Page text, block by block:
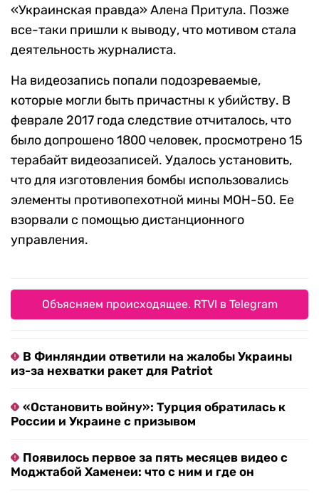
«Украинская правда» Алена Притула. Позже
все-таки пришли к выводу, что мотивом стала
деятельность журналиста.
На видеозапись попали подозреваемые,
которые могли быть причастны к убийству. В
феврале 2017 года следствие отчиталось, что
было допрошено 1800 человек, просмотрено 15
терабайт видеозаписей. Удалось установить,
что для изготовления бомбы использовались
элементы противопехотной мины МОН-50. Ее
взорвали с помощью дистанционного
управления.
Объясняем происходящее. RTVI в Telegram
В Финляндии ответили на жалобы Украины
из-за нехватки ракет для Patriot
«Остановить войну»: Турция обратилась к
России и Украине с призывом
Появилось первое за пять месяцев видео с
Моджтабой Хаменеи: что с ним и где он